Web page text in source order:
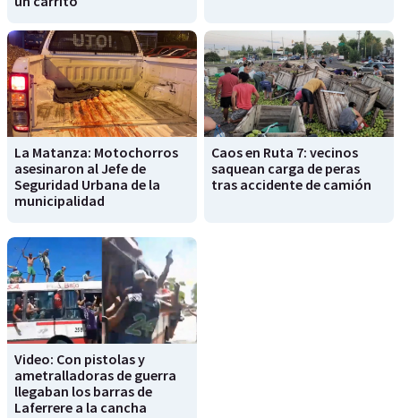
La Matanza: Motochorros
asesinaron al Jefe de
Seguridad Urbana de la
municipalidad
Caos en Ruta 7: vecinos
saquean carga de peras
tras accidente de camión
Video: Con pistolas y
ametralladoras de guerra
llegaban los barras de
Laferrere a la cancha